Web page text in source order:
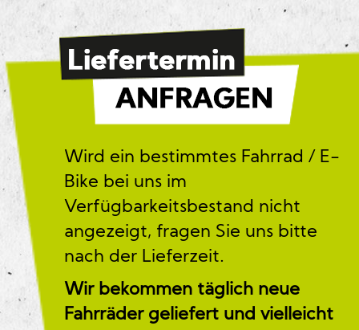
Wird ein bestimmtes Fahrrad / E-
Bike bei uns im
Verfügbarkeitsbestand nicht
angezeigt, fragen Sie uns bitte
nach der Lieferzeit.
Wir bekommen täglich neue
Fahrräder geliefert und vielleicht